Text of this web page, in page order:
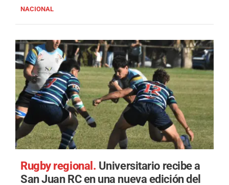
NACIONAL
Rugby regional. Universitario recibe a
San Juan RC en una nueva edición del